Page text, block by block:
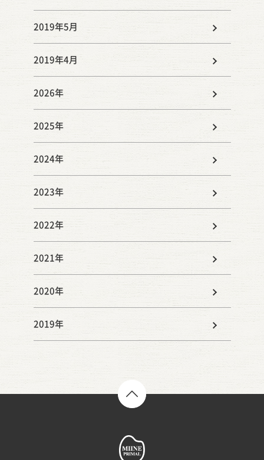
2019年5月
2019年4月
2026年
2025年
2024年
2023年
2022年
2021年
2020年
2019年